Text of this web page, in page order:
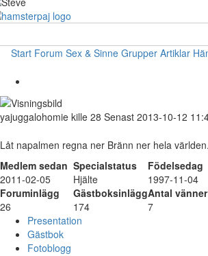
Start Forum Sex & Sinne Grupper Artiklar
yajuggalohomie kille 28 Senast 2013-10-12
Låt napalmen regna ner Bränn ner hela världen.
Medlem sedan Specialstatus
Födelsedag
2011-02-05
Hjälte
1997-11-04
Foruminlägg
GästboksinläggAntal vänner
26
174
7
Presentation
Gästbok
Fotoblogg